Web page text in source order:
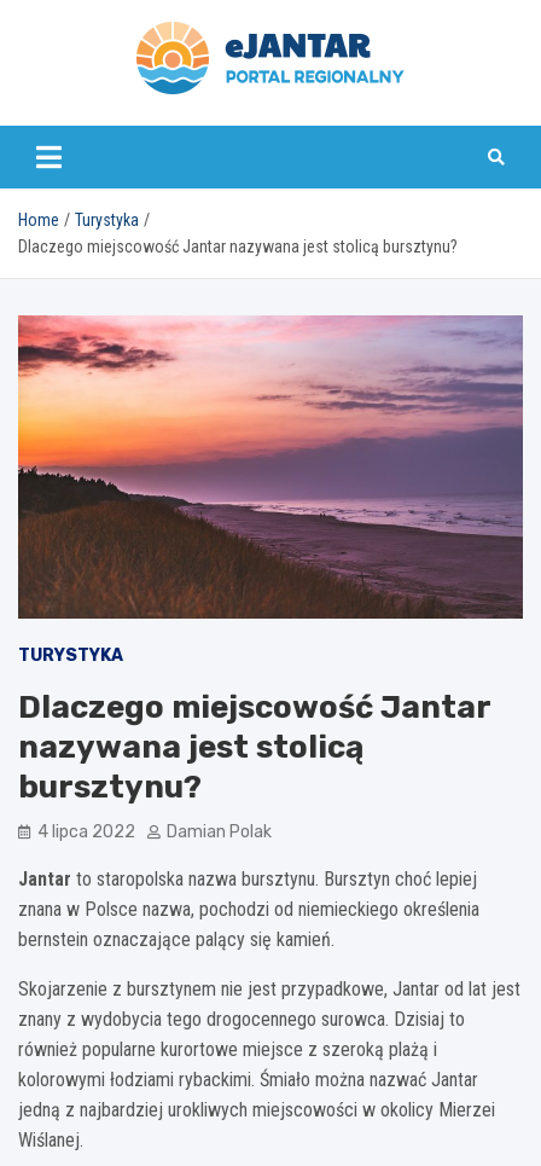
ejantar.pl
Home
Turystyka
Dlaczego miejscowość Jantar nazywana jest stolicą bursztynu?
TURYSTYKA
Dlaczego miejscowość Jantar
nazywana jest stolicą
bursztynu?
4 lipca 2022 Damian Polak
Jantar to staropolska nazwa bursztynu. Bursztyn choć lepiej
znana w Polsce nazwa, pochodzi od niemieckiego określenia
bernstein oznaczające palący się kamień.
Skojarzenie z bursztynem nie jest przypadkowe, Jantar od lat jest
znany z wydobycia tego drogocennego surowca. Dzisiaj to
również popularne kurortowe miejsce z szeroką plażą i
kolorowymi łodziami rybackimi. Śmiało można nazwać Jantar
jedną z najbardziej urokliwych miejscowości w okolicy Mierzei
Wiślanej.